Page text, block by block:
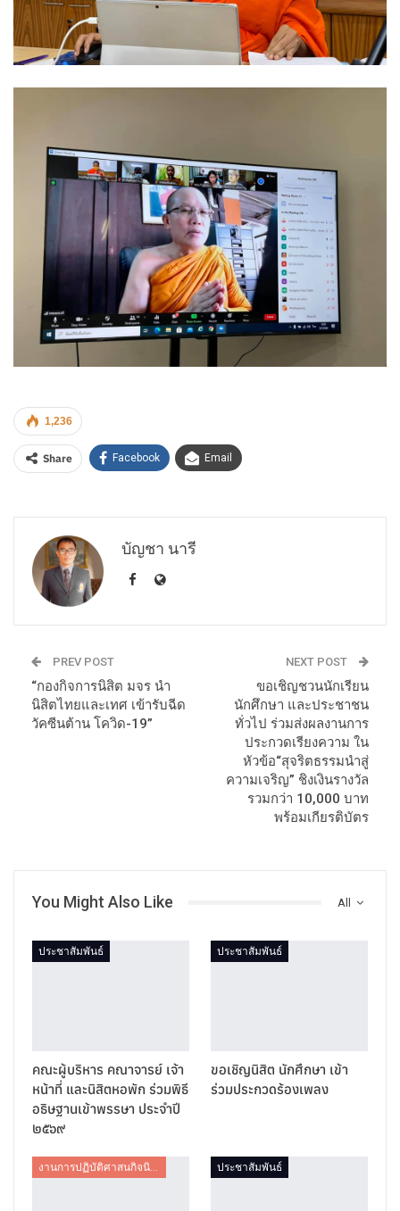
1,236
Share Facebook Email
บัญชา นารี
PREV POST
“กองกิจการนิสิต มจร นำ
นิสิตไทยและเทศ เข้ารับฉีด
วัคซีนต้าน โควิด-19”
NEXT POST
ขอเชิญชวนนักเรียน
นักศึกษา และประชาชน
ทั่วไป ร่วมส่งผลงานการ
ประกวดเรียงความ ใน
หัวข้อ“สุจริตธรรมนำสู่
ความเจริญ” ชิงเงินรางวัล
รวมกว่า 10,000 บาท
พร้อมเกียรติบัตร
All
You Might Also Like
ประชาสัมพันธ์
คณะผู้บริหาร คณาจารย์ เจ้า
หน้าที่ และนิสิตหอพัก ร่วมพิธี
อธิษฐานเข้าพรรษา ประจำปี
๒๕๖๙
ประชาสัมพันธ์
ขอเชิญนิสิต นักศึกษา เข้า
ร่วมประกวดร้องเพลง
ประชาสัมพันธ์